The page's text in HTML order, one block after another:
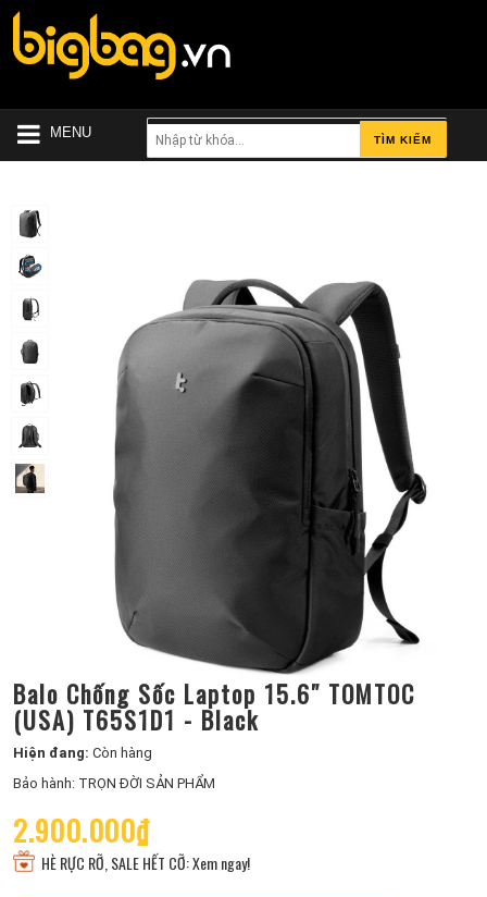
MENU TÌM KIẾM
Balo Chống Sốc Laptop 15.6″ TOMTOC
(USA) T65S1D1 - Black
Hiện đang: Còn hàng
Bảo hành: TRỌN ĐỜI SẢN PHẨM
2.900.000₫
HÈ RỰC RỠ, SALE HẾT CỠ: Xem ngay!